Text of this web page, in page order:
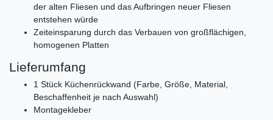
der alten Fliesen und das Aufbringen neuer Fliesen
entstehen würde
Zeiteinsparung durch das Verbauen von großflächigen,
homogenen Platten
Lieferumfang
1 Stück Küchenrückwand (Farbe, Größe, Material,
Beschaffenheit je nach Auswahl)
Montagekleber